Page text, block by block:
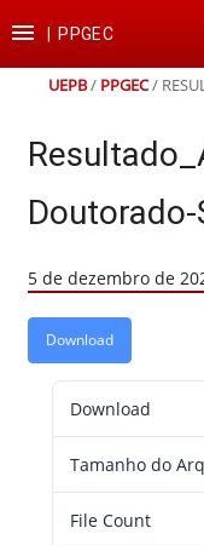
para
conteúdo
para
para
para
rodapé
 PPGEC
UEPB/ PPGEC/
5 de dezembro de
Download
Download
Tamanho do
File Count